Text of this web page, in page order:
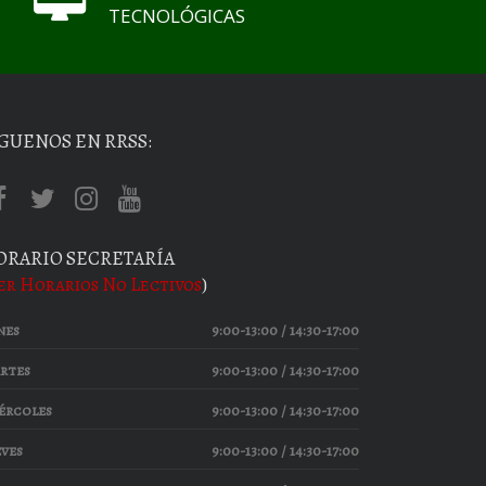
TECNOLÓGICAS
EN RRSS:
SECRETARÍA
Horarios No Lectivos)
9:00-13:00 / 14:30-17:00
9:00-13:00 / 14:30-17:00
9:00-13:00 / 14:30-17:00
9:00-13:00 / 14:30-17:00